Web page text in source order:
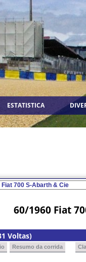
ESTATISTICA
60/1960 Fiat
Voltas)
Resumo da corrida